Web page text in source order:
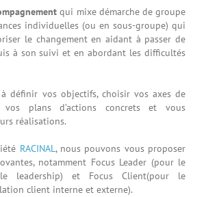
qui mixe démarche de groupe
individuelles (ou en sous-groupe) qui
le changement en aidant à passer de
à son suivi et en abordant les difficultés
définir vos objectifs, choisir vos axes de
vos plans d’actions concrets et vous
réalisations.
RACINAL, nous pouvons vous proposer
notamment Focus Leader (pour le
leadership) et Focus Client(pour le
client interne et externe).